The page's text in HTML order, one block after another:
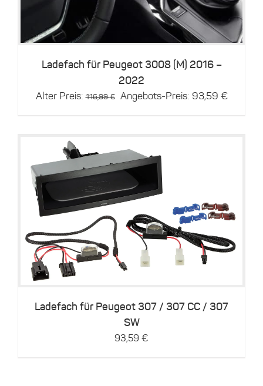
Ladefach für Peugeot 3008 (M) 2016 –
2022
Alter Preis: 116,99€
Ursprünglicher
Angebots-Preis: 93,59 €
Details
Ladefach für Peugeot 307 / 307 CC / 307
SW
93,59 €